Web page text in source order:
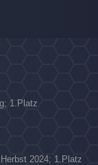
1.Platz
2024; 1.Platz